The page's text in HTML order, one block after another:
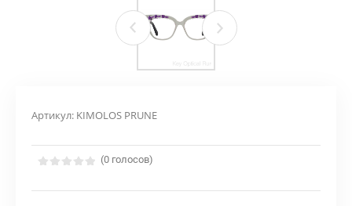
Артикул: KIMOLOS PRUNE
(0 голосов)